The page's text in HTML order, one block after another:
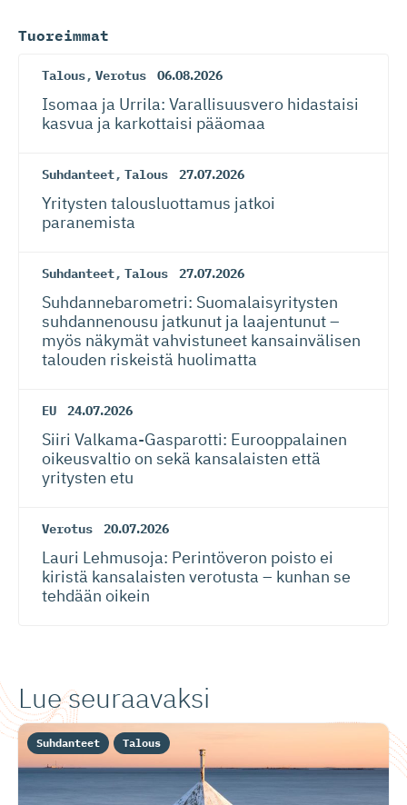
Tuoreimmat
Talous, Verotus 06.08.2026
Isomaa ja Urrila: Varallisuusvero hidastaisi
kasvua ja karkottaisi pääomaa
Suhdanteet, Talous 27.07.2026
Yritysten talousluottamus jatkoi
paranemista
Suhdanteet, Talous 27.07.2026
Suhdanneba­ro­metri: Suomalaisy­ri­tysten
suhdannenousu jatkunut ja laajentunut –
myös näkymät vahvistuneet kansainvälisen
talouden riskeistä huolimatta
EU 24.07.2026
Siiri Valkama-Gas­pa­rotti: Eurooppalainen
oikeusvaltio on sekä kansalaisten että
yritysten etu
Verotus 20.07.2026
Lauri Lehmusoja: Perintöveron poisto ei
kiristä kansalaisten verotusta – kunhan se
tehdään oikein
Lue seuraavaksi
Suhdanteet Talous